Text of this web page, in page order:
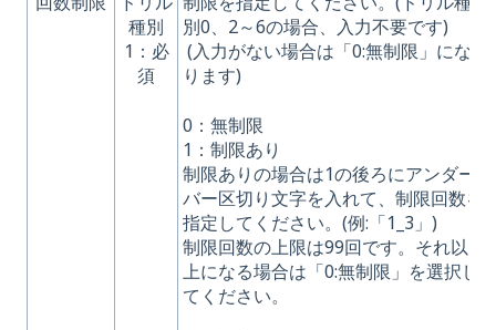
種別
1：必
須
別0、2～6の場合、入力不要です)
(入力がない場合は「0:無制限」にな
ります)
0：無制限
1：制限あり
制限ありの場合は1の後ろにアンダー
バー区切り文字を入れて、制限回数を
指定してください。(例:「1_3」)
制限回数の上限は99回です。それ以
上になる場合は「0:無制限」を選択し
てください。